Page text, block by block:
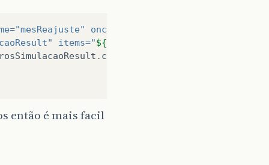
"mesReajuste" onchange=
items="${
. codigo
então é mais facil